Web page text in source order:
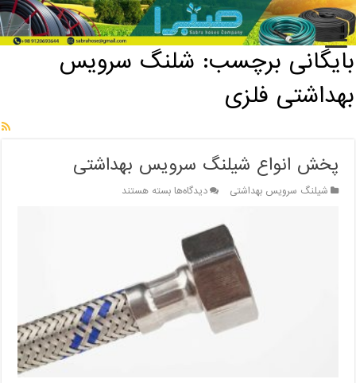
خانه / بایگانی برچسب: شلنگ سرویس بهداشتی فلزی
بایگانی برچسب: شلنگ سرویس
بهداشتی فلزی
پخش انواع شیلنگ سرویس بهداشتی
شیلنگ سرویس بهداشتی دیدگاه‌هابرای
بسته هستند